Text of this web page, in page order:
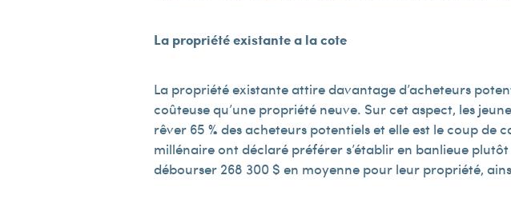
La propriété existante a la cote
La propriété existante attire davantage d’acheteurs
coûteuse qu’une propriété neuve. Sur cet aspect, les
rêver 65 % des acheteurs potentiels et elle est le coup de
millénaire ont déclaré préférer s’établir en banlieue
débourser 268 300 $ en moyenne pour leur propriété,